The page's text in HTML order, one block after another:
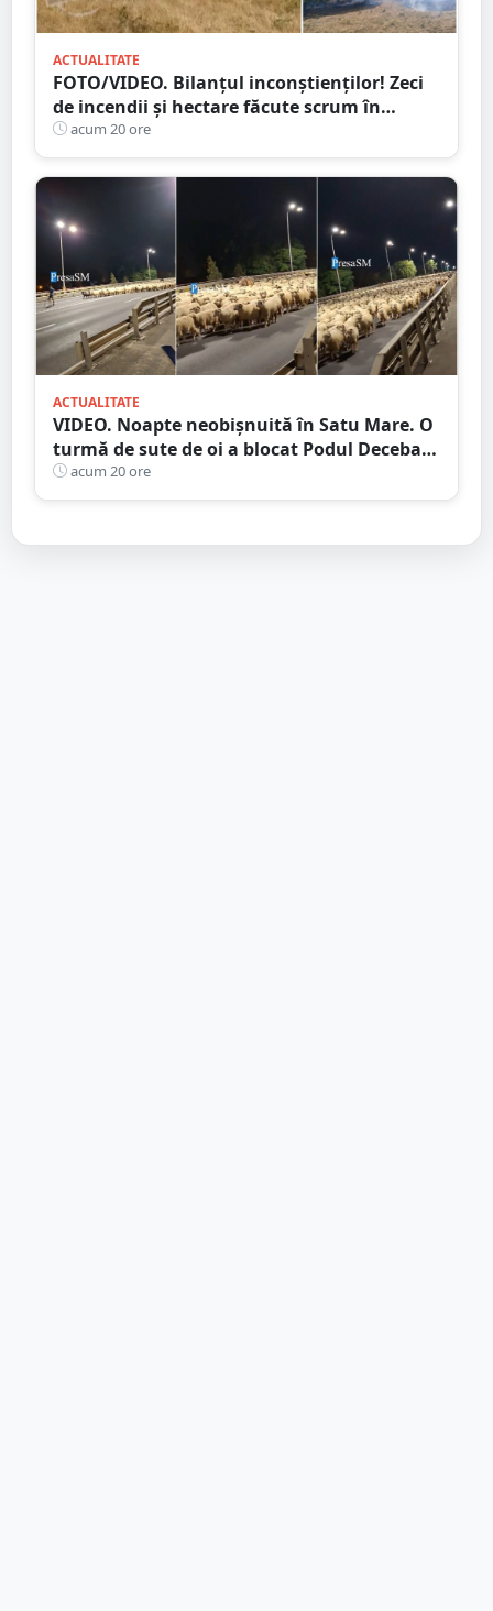
ACTUALITATE
FOTO/VIDEO. Bilanțul inconștienților! Zeci
de incendii și hectare făcute scrum în
județul Satu Mare
acum 20 ore
ACTUALITATE
VIDEO. Noapte neobișnuită în Satu Mare. O
turmă de sute de oi a blocat Podul Decebal.
Gest de apreciat al ciobanului
acum 20 ore